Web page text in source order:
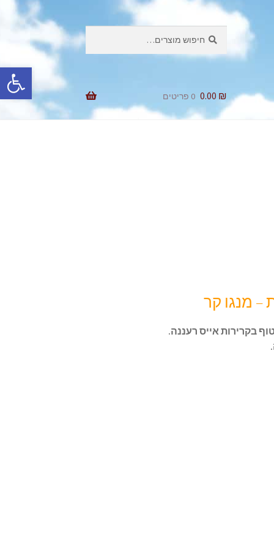
פתח סרגל נגישות
עבור:
0.00 ₪ 0 פריטים
– מנגו קר
בקרירות אייס רעננה.